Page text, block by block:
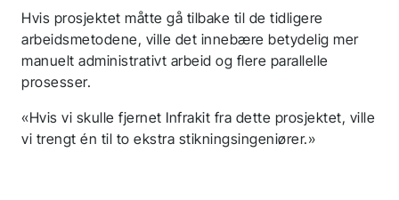
Hvis prosjektet måtte gå tilbake til de tidligere
arbeidsmetodene, ville det innebære betydelig mer
manuelt administrativt arbeid og flere parallelle
prosesser.
«Hvis vi skulle fjernet Infrakit fra dette prosjektet, ville
vi trengt én til to ekstra stikningsingeniører.»